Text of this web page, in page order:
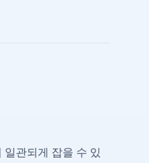
관되게 잡을 수 있